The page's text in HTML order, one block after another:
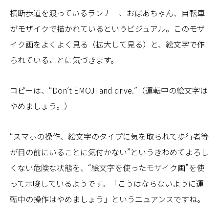
横断歩道を渡っているランナー、おばあちゃん、自転車
がモザイクで描かれているというビジュアル。このモザ
イク画をよくよく見る（拡大して見る）と、絵文字で作
られていることに気づきます。
コピーは、“Don’t EMOJI and drive.”（運転中の絵文字は
やめましょう。）
“スマホの操作、絵文字のタイプに気を取られて歩行者等
が目の前にいることに気付かない”というきわめてよろし
くない危険な状態を、“絵文字を使ったモザイク画”を使
って示唆しているようです。「こうはならないように運
転中の操作はやめましょう」というニュアンスですね。